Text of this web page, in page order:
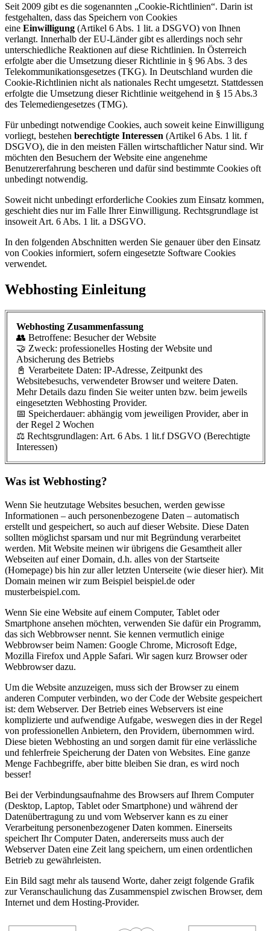
Seit 2009 gibt es die sogenannten „Cookie-Richtlinien“. Darin ist
festgehalten, dass das Speichern von Cookies
eine Einwilligung (Artikel 6 Abs. 1 lit. a DSGVO) von Ihnen
verlangt. Innerhalb der EU-Länder gibt es allerdings noch sehr
unterschiedliche Reaktionen auf diese Richtlinien. In Österreich
erfolgte aber die Umsetzung dieser Richtlinie in § 96 Abs. 3 des
Telekommunikationsgesetzes (TKG). In Deutschland wurden die
Cookie-Richtlinien nicht als nationales Recht umgesetzt. Stattdessen
erfolgte die Umsetzung dieser Richtlinie weitgehend in § 15 Abs.3
des Telemediengesetzes (TMG).
Für unbedingt notwendige Cookies, auch soweit keine Einwilligung
vorliegt, bestehen berechtigte Interessen (Artikel 6 Abs. 1 lit. f
DSGVO), die in den meisten Fällen wirtschaftlicher Natur sind. Wir
möchten den Besuchern der Website eine angenehme
Benutzererfahrung bescheren und dafür sind bestimmte Cookies oft
unbedingt notwendig.
Soweit nicht unbedingt erforderliche Cookies zum Einsatz kommen,
geschieht dies nur im Falle Ihrer Einwilligung. Rechtsgrundlage ist
insoweit Art. 6 Abs. 1 lit. a DSGVO.
In den folgenden Abschnitten werden Sie genauer über den Einsatz
von Cookies informiert, sofern eingesetzte Software Cookies
verwendet.
Webhosting Einleitung
Webhosting Zusammenfassung
👥 Betroffene: Besucher der Website
🤝 Zweck: professionelles Hosting der Website und
Absicherung des Betriebs
📓 Verarbeitete Daten: IP-Adresse, Zeitpunkt des
Websitebesuchs, verwendeter Browser und weitere Daten.
Mehr Details dazu finden Sie weiter unten bzw. beim jeweils
eingesetzten Webhosting Provider.
📅 Speicherdauer: abhängig vom jeweiligen Provider, aber in
der Regel 2 Wochen
⚖️ Rechtsgrundlagen: Art. 6 Abs. 1 lit.f DSGVO (Berechtigte
Interessen)
Was ist Webhosting?
Wenn Sie heutzutage Websites besuchen, werden gewisse
Informationen – auch personenbezogene Daten – automatisch
erstellt und gespeichert, so auch auf dieser Website. Diese Daten
sollten möglichst sparsam und nur mit Begründung verarbeitet
werden. Mit Website meinen wir übrigens die Gesamtheit aller
Webseiten auf einer Domain, d.h. alles von der Startseite
(Homepage) bis hin zur aller letzten Unterseite (wie dieser hier). Mit
Domain meinen wir zum Beispiel beispiel.de oder
musterbeispiel.com.
Wenn Sie eine Website auf einem Computer, Tablet oder
Smartphone ansehen möchten, verwenden Sie dafür ein Programm,
das sich Webbrowser nennt. Sie kennen vermutlich einige
Webbrowser beim Namen: Google Chrome, Microsoft Edge,
Mozilla Firefox und Apple Safari. Wir sagen kurz Browser oder
Webbrowser dazu.
Um die Website anzuzeigen, muss sich der Browser zu einem
anderen Computer verbinden, wo der Code der Website gespeichert
ist: dem Webserver. Der Betrieb eines Webservers ist eine
komplizierte und aufwendige Aufgabe, weswegen dies in der Regel
von professionellen Anbietern, den Providern, übernommen wird.
Diese bieten Webhosting an und sorgen damit für eine verlässliche
und fehlerfreie Speicherung der Daten von Websites. Eine ganze
Menge Fachbegriffe, aber bitte bleiben Sie dran, es wird noch
besser!
Bei der Verbindungsaufnahme des Browsers auf Ihrem Computer
(Desktop, Laptop, Tablet oder Smartphone) und während der
Datenübertragung zu und vom Webserver kann es zu einer
Verarbeitung personenbezogener Daten kommen. Einerseits
speichert Ihr Computer Daten, andererseits muss auch der
Webserver Daten eine Zeit lang speichern, um einen ordentlichen
Betrieb zu gewährleisten.
Ein Bild sagt mehr als tausend Worte, daher zeigt folgende Grafik
zur Veranschaulichung das Zusammenspiel zwischen Browser, dem
Internet und dem Hosting-Provider.